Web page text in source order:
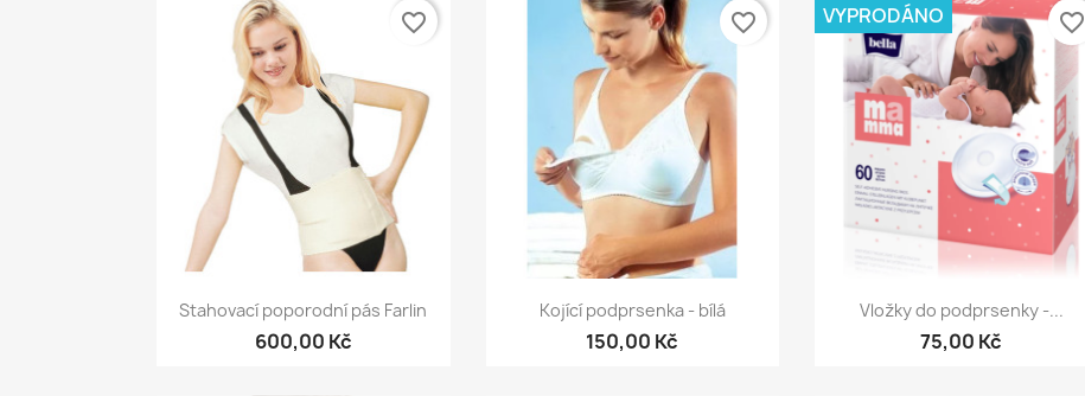
Rychlý náhled
Stahovací poporodní pás Farlin
600,00 Kč
favorite_border
Rychlý náhled
Kojící podprsenka - bílá
150,00 Kč
favorite_border
Rychlý náhled
Vložky do podprsenky -...
75,00 Kč
VYPRODÁNO favorite_border